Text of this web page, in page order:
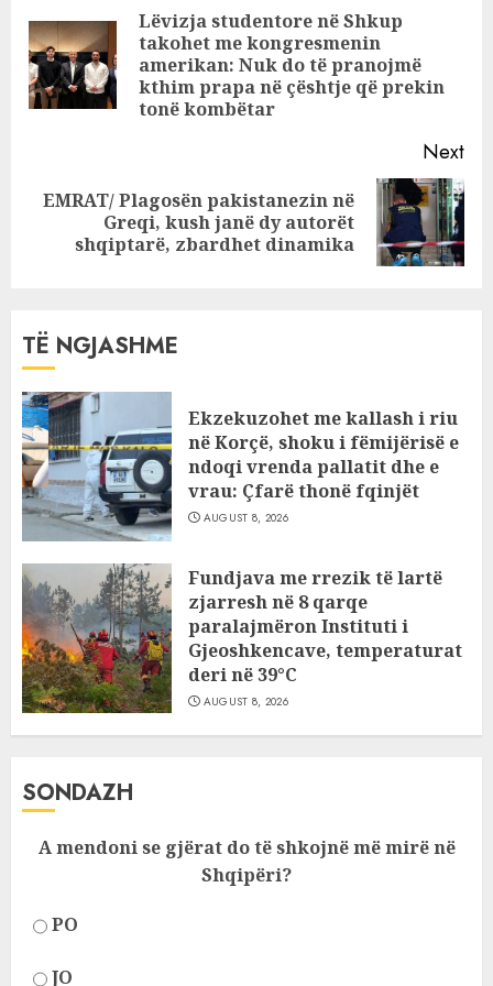
tjera kanë hyrë?!
ReadingLëvizja studentore në Shkup
takohet me kongresmenin
amerikan: Nuk do të pranojmë
kthim prapa në çështje që prekin
tonë kombëtar
Next
Next
EMRAT/ Plagosën pakistanezin në
Greqi, kush janë dy autorët
shqiptarë, zbardhet dinamika
TË NGJASHME
Ekzekuzohet me kallash i riu
në Korçë, shoku i fëmijërisë e
ndoqi vrenda pallatit dhe e
vrau: Çfarë thonë fqinjët
AUGUST 8, 2026
Fundjava me rrezik të lartë
zjarresh në 8 qarqe
paralajmëron Instituti i
Gjeoshkencave, temperaturat
deri në 39°C
AUGUST 8, 2026
SONDAZH
A mendoni se gjërat do të shkojnë më mirë në
Shqipëri?
PO
JO